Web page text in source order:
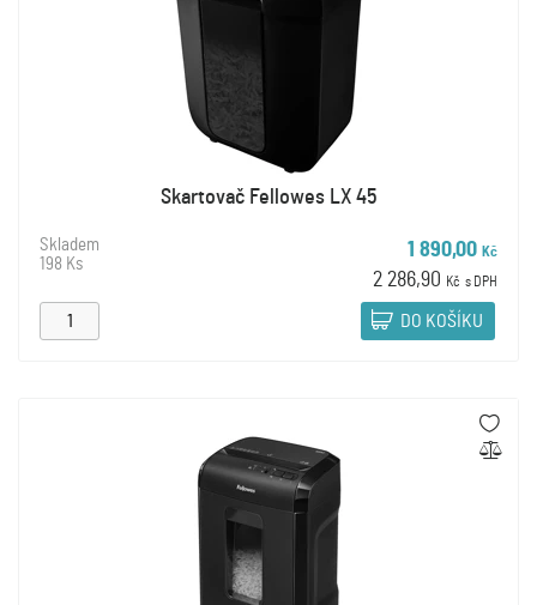
Skartovač Fellowes LX 45
Skladem
198 Ks
1 890,00 Kč
2 286,90 Kč s DPH
DO KOŠÍKU